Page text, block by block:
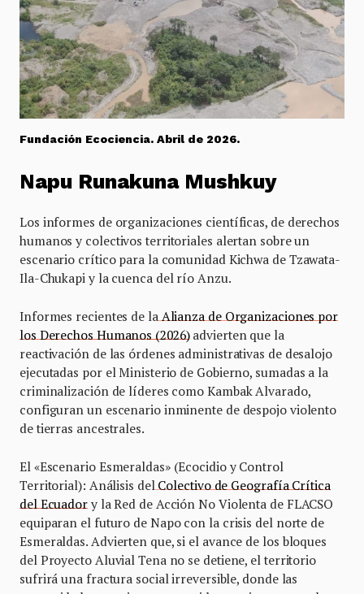
Fundación Ecociencia. Abril de 2026.
Napu Runakuna Mushkuy
Los informes de organizaciones científicas, de derechos
humanos y colectivos territoriales alertan sobre un
escenario crítico para la comunidad Kichwa de Tzawata-
Ila-Chukapi y la cuenca del río Anzu.
Informes recientes de laAlianza de Organizaciones por
los Derechos Humanos (2026)advierten que la
reactivación de las órdenes administrativas de desalojo
ejecutadas por el Ministerio de Gobierno, sumadas a la
criminalización de líderes como Kambak Alvarado,
configuran un escenario inminente de despojo violento
de tierras ancestrales.
El «Escenario Esmeraldas» (Ecocidio y Control
Territorial): Análisis delColectivo de Geografía Crítica
del Ecuadory la Red de Acción No Violenta de FLACSO
equiparan el futuro de Napo con la crisis del norte de
Esmeraldas. Advierten que, si el avance de los bloques
del Proyecto Aluvial Tena no se detiene, el territorio
sufrirá una fractura social irreversible, donde las